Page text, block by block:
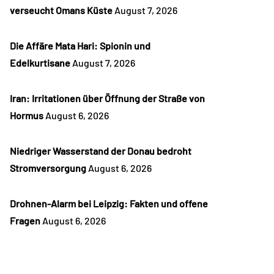
verseucht Omans Küste August 7, 2026
Die Affäre Mata Hari: Spionin und
Edelkurtisane August 7, 2026
Iran: Irritationen über Öffnung der Straße von
Hormus August 6, 2026
Niedriger Wasserstand der Donau bedroht
Stromversorgung August 6, 2026
Drohnen-Alarm bei Leipzig: Fakten und offene
Fragen August 6, 2026